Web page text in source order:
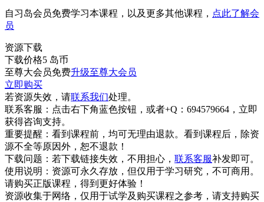
自习岛会员免费学习本课程，以及更多其他课程， 点此了解会
员
资源下载
下载价格5 岛币
至尊大会员免费升级至尊大会员
立即购买
若资源失效，请联系我们处理。
联系客服： 点击右下角蓝色按钮，或者+Q：694579664，立即
获得咨询支持。
重要提醒： 看到课程前，均可无理由退款。看到课程后，除资
源不全等原因外，恕不退款！
下载问题： 若下载链接失效，不用担心， 联系客服补发即可。
使用说明： 资源可永久存放，但仅用于学习研究，不可商用。
请购买正版课程，得到更好体验！
资源收集于网络，仅用于试学及购买课程之参考，请支持购买